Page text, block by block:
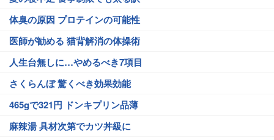
体臭の原因 プロテインの可能性
医師が勧める 猫背解消の体操術
人生台無しに…やめるべき7項目
さくらんぼ 驚くべき効果効能
465gで321円 ドンキプリン品薄
麻辣湯 具材次第でカツ丼級に